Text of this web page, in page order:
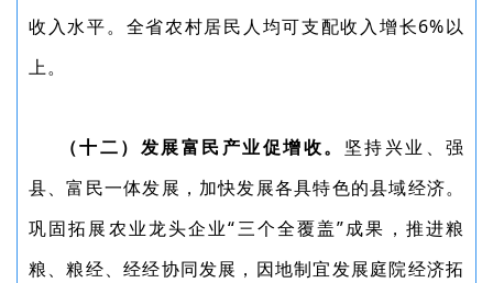
收入水平。全省农村居民人均可支配收入增长6%以
上。
（十二）发展富民产业促增收。 坚持兴业、强
县、富民一体发展，加快发展各具特色的县域经济。
巩固拓展农业龙头企业“三个全覆盖”成果，推进粮
粮、粮经、经经协同发展，因地制宜发展庭院经济拓